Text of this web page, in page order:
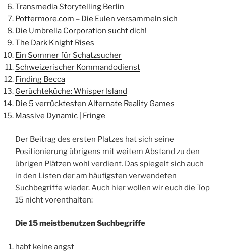
Transmedia Storytelling Berlin
Pottermore.com – Die Eulen versammeln sich
Die Umbrella Corporation sucht dich!
The Dark Knight Rises
Ein Sommer für Schatzsucher
Schweizerischer Kommandodienst
Finding Becca
Gerüchteküche: Whisper Island
Die 5 verrücktesten Alternate Reality Games
Massive Dynamic | Fringe
Der Beitrag des ersten Platzes hat sich seine
Positionierung übrigens mit weitem Abstand zu den
übrigen Plätzen wohl verdient. Das spiegelt sich auch
in den Listen der am häufigsten verwendeten
Suchbegriffe wieder. Auch hier wollen wir euch die Top
15 nicht vorenthalten:
Die 15 meistbenutzen Suchbegriffe
habt keine angst